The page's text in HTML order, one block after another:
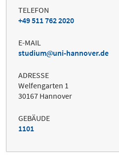
TELEFON
+49 511 762 2020
E-MAIL
studium
uni-hannover.de
ADRESSE
Welfengarten 1
30167 Hannover
GEBÄUDE
1101